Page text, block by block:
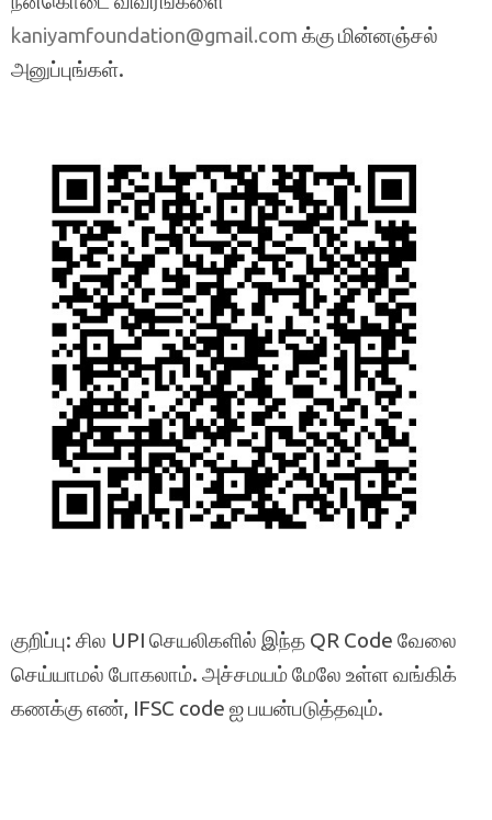
kaniyamfoundation@gmail.com க்கு மின்னஞ்சல்
அனுப்புங்கள்.
குறிப்பு: சில UPI செயலிகளில் இந்த QR Code வேலை
செய்யாமல் போகலாம். அச்சமயம் மேலே உள்ள வங்கிக்
கணக்கு எண், IFSC code ஐ பயன்படுத்தவும்.